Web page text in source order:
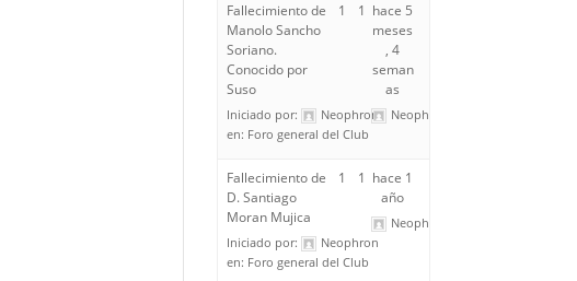
Fallecimiento de
Manolo Sancho
Soriano.
Conocido por
Suso
Iniciado por:
Neophron
en: Foro general del Club
1 1 hace 5
meses
, 4
seman
as
Neophron
Fallecimiento de
D. Santiago
Moran Mujica
Iniciado por:
Neophron
en: Foro general del Club
1 1 hace 1
año
Neophron